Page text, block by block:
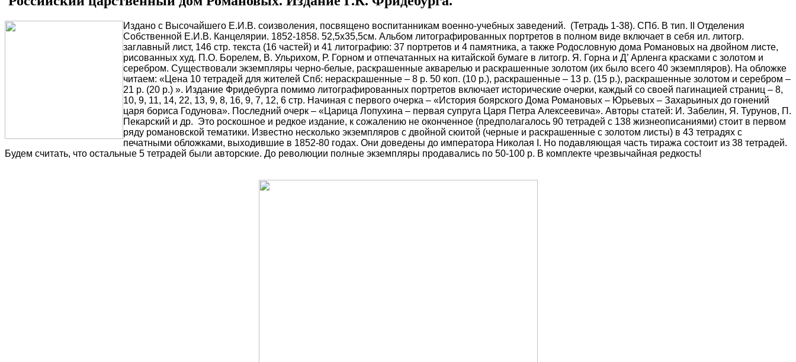
Издано с Высочайшего Е.И.В. соизволения, посвящено воспитанникам военно-учебных заведений. (Тетрадь 1-38). СПб. В тип. II Отделения
Собственной Е.И.В. Канцелярии. 1852-1858. 52,5х35,5см. Альбом литографированных портретов в полном виде включает в себя ил. литогр.
заглавный лист, 146 стр. текста (16 частей) и 41 литографию: 37 портретов и 4 памятника, а также Родословную дома Романовых на двойном листе,
рисованных худ. П.О. Борелем, В. Ульрихом, Р. Горном и отпечатанных на китайской бумаге в литогр. Я. Горна и Д’ Арленга красками с золотом и
серебром. Существовали экземпляры черно-белые, раскрашенные акварелью и раскрашенные золотом (их было всего 40 экземпляров). На обложке
читаем: «Цена 10 тетрадей для жителей Спб: нераскрашенные – 8 р. 50 коп. (10 р.), раскрашенные – 13 р. (15 р.), раскрашенные золотом и серебром –
21 р. (20 р.) ». Издание Фридебурга помимо литографированных портретов включает исторические очерки, каждый со своей пагинацией страниц – 8,
10, 9, 11, 14, 22, 13, 9, 8, 16, 9, 7, 12, 6 стр. Начиная с первого очерка – «История боярского Дома Романовых – Юрьевых – Захарьиных до гонений
царя бориса Годунова». Последний очерк – «Царица Лопухина – первая супруга Царя Петра Алексеевича». Авторы статей: И. Забелин, Я. Турунов, П.
Пекарский и др. Это роскошное и редкое издание, к сожалению не оконченное (предполагалось 90 тетрадей с 138 жизнеописаниями) стоит в первом
ряду романовской тематики. Известно несколько экземпляров с двойной сюитой (черные и раскрашенные с золотом листы) в 43 тетрадях с
печатными обложками, выходившие в 1852-80 годах. Они доведены до императора Николая I. Но подавляющая часть тиража состоит из 38 тетрадей.
Будем считать, что остальные 5 тетрадей были авторские. До революции полные экземпляры продавались по 50-100 р. В комплекте чрезвычайная редкость!